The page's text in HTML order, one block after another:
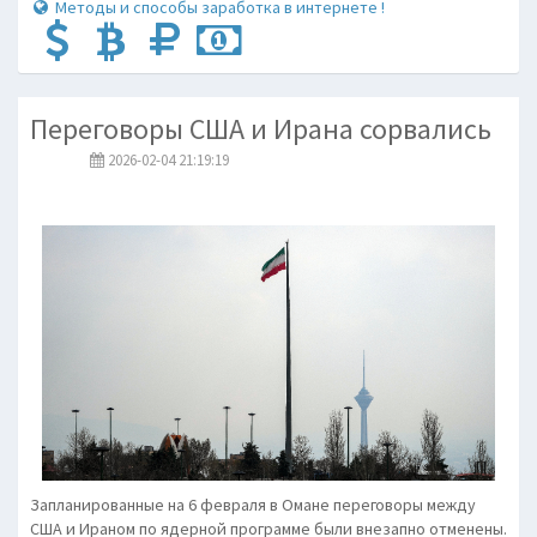
Методы и способы заработка в интернете !
Переговоры США и Ирана сорвались
2026-02-04 21:19:19
Запланированные на 6 февраля в Омане переговоры между
США и Ираном по ядерной программе были внезапно отменены.